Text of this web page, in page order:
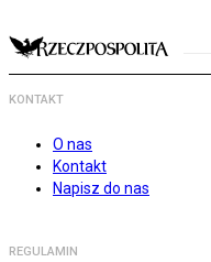
KONTAKT
O nas
Kontakt
Napisz do nas
REGULAMIN